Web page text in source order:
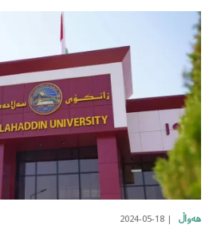
هەواڵ 2024-05-18